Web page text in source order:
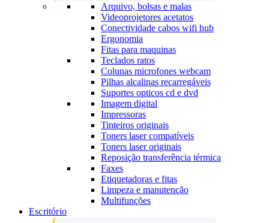
Arquivo, bolsas e malas
Videoprojetores acetatos
Conectividade cabos wifi hub
Ergonomia
Fitas para maquinas
Teclados ratos
Colunas microfones webcam
Pilhas alcalinas recarregáveis
Suportes opticos cd e dvd
Imagem digital
Impressoras
Tinteiros originais
Toners laser compatíveis
Toners laser originais
Reposição transferência térmica
Faxes
Etiquetadoras e fitas
Limpeza e manutenção
Multifunções
Escritório